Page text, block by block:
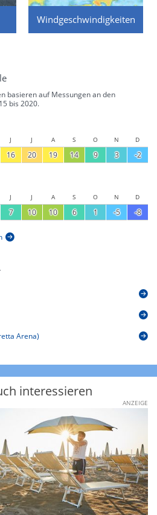
Windgeschwindigkeiten
basieren auf Messungen an den
bis 2020.
J J A S O N D
16 20 19 14 9 3 -2
J J A S O N D
7 10 10 6 1 -5 -8
Arena)
interessieren
ANZEIGE